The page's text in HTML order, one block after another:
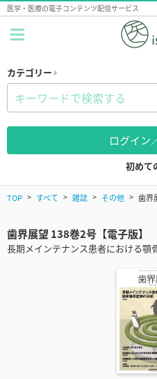
医学・医療の電子コンテンツ配信サービス
カテゴリー
ログイン
初めて
TOP すべて 雑誌 その他 歯界
歯界展望 138巻2号【電子版】
長期メインテナンス患者における顎